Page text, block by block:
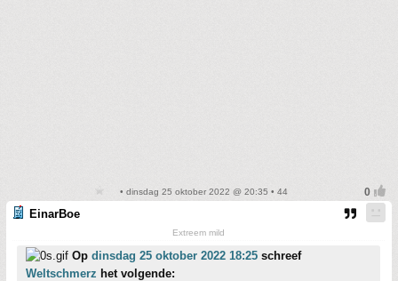
• dinsdag 25 oktober 2022 @ 20:35 • 44
EinarBoe
Extreem mild
Op dinsdag 25 oktober 2022 18:25 schreef
Weltschmerz het volgende: